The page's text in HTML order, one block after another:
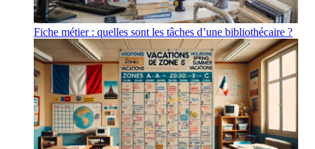
Fiche métier : quelles sont les tâches d’une bibliothécaire ?